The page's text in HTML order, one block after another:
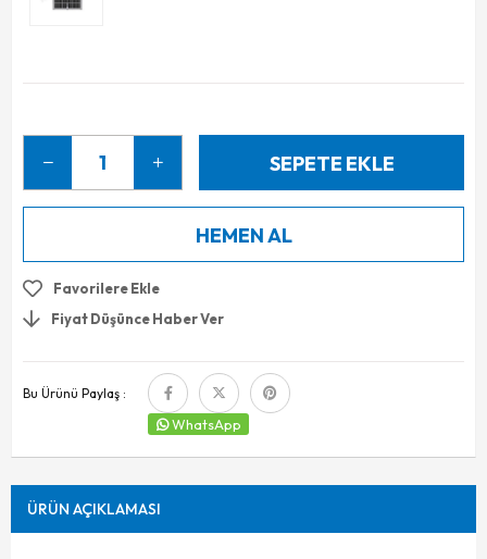
Favorilere Ekle
Fiyat Düşünce Haber Ver
Bu Ürünü Paylaş :
WhatsApp
ÜRÜN AÇIKLAMASI